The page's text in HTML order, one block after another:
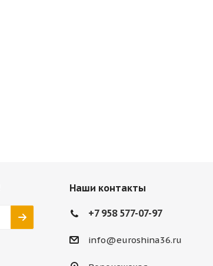
Наши контакты
+7 958 577-07-97
info@euroshina36.ru